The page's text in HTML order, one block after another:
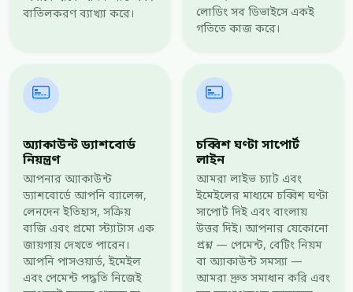
বাতিলকরণ ব্যাখ্যা করে।
লোডিং সব ডিভাইসে একই
গতিতে কাজ করে।
অ্যাকাউন্ট ড্যাশবোর্ড
নিয়ন্ত্রণ
আপনার অ্যাকাউন্ট
ড্যাশবোর্ডে আপনি ব্যালেন্স,
লেনদেন ইতিহাস, সক্রিয়
বাজি এবং প্রমো স্ট্যাটাস এক
জায়গায় দেখতে পারেন।
আপনি পাসওয়ার্ড, ইমেইল
এবং পেমেন্ট পদ্ধতি নিজেই
চব্বিশ ঘণ্টা সাপোর্ট
লাইন
আমরা লাইভ চ্যাট এবং
ইমেইলের মাধ্যমে চব্বিশ ঘণ্টা
সাপোর্ট দিই এবং বাংলায়
উত্তর দিই। আপনার যেকোনো
প্রশ্ন — পেমেন্ট, বেটিং নিয়ম
বা অ্যাকাউন্ট সমস্যা —
আমরা দ্রুত সমাধান করি এবং